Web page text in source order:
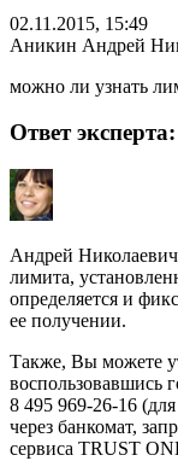
02.11.2015, 15:49
Аникин Андрей
можно ли узнать
Ответ эксперта:
Андрей
лимита,
определяется и
ее получении.
Также, Вы можете
воспользовавшись
8 495 969-26-16
через банкомат,
сервиса TRUST